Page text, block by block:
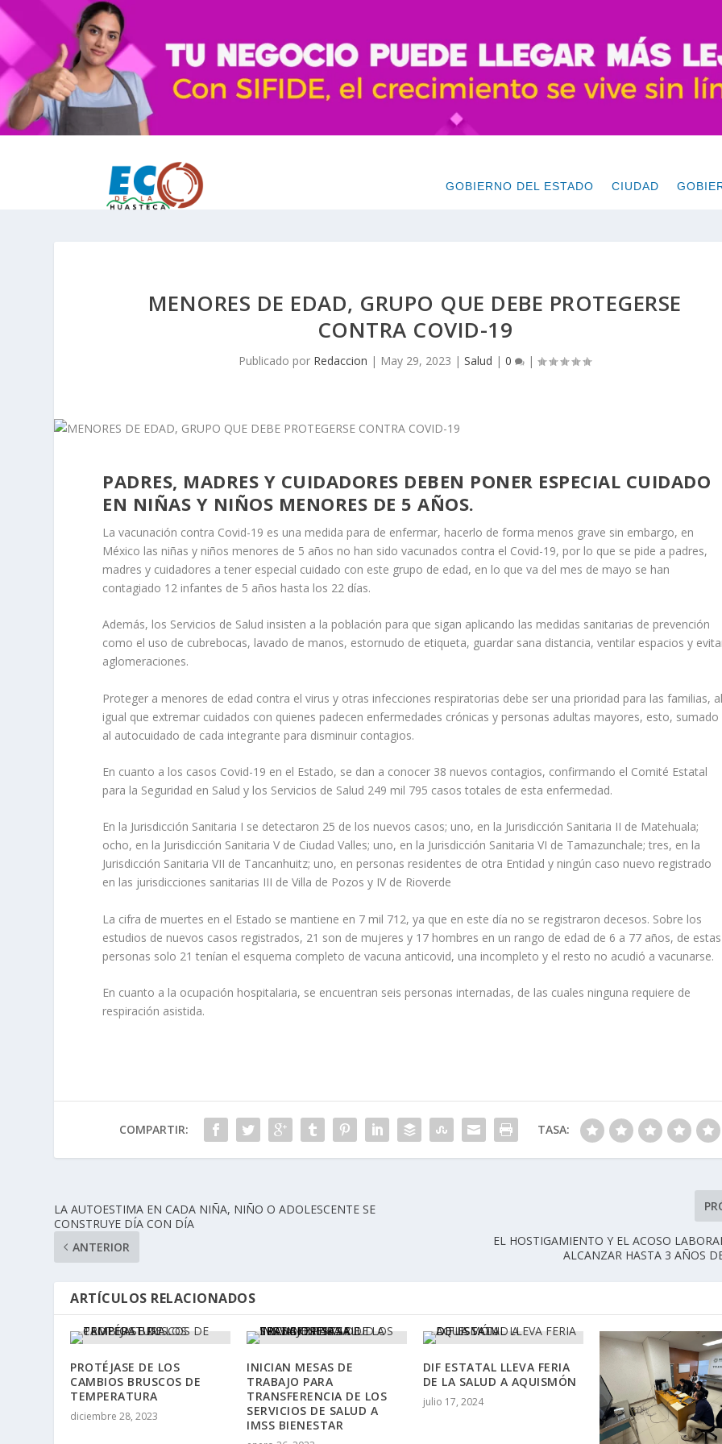
GOBIERNO DEL ESTADO CIUDAD
MENORES DE EDAD, GRUPO QUE DEBE PROTEGERSE
CONTRA COVID-19
Publicado por Redaccion | May 29, 2023 |Salud |0 |
PADRES, MADRES Y CUIDADORES DEBEN PONER ESPECIAL CUIDADO
EN NIÑAS Y NIÑOS MENORES DE 5 AÑOS.
La vacunación contra Covid-19 es una medida para de enfermar, hacerlo de forma menos grave sin embargo, en
México las niñas y niños menores de 5 años no han sido vacunados contra el Covid-19, por lo que se pide a padres,
madres y cuidadores a tener especial cuidado con este grupo de edad, en lo que va del mes de mayo se han
contagiado 12 infantes de 5 años hasta los 22 días.
Además, los Servicios de Salud insisten a la población para que sigan aplicando las medidas sanitarias de prevención
como el uso de cubrebocas, lavado de manos, estornudo de etiqueta, guardar sana distancia, ventilar espacios y
aglomeraciones.
Proteger a menores de edad contra el virus y otras infecciones respiratorias debe ser una prioridad para las familias,
igual que extremar cuidados con quienes padecen enfermedades crónicas y personas adultas mayores, esto, sumado
al autocuidado de cada integrante para disminuir contagios.
En cuanto a los casos Covid-19 en el Estado, se dan a conocer 38 nuevos contagios, confirmando el Comité Estatal
para la Seguridad en Salud y los Servicios de Salud 249 mil 795 casos totales de esta enfermedad.
En la Jurisdicción Sanitaria I se detectaron 25 de los nuevos casos; uno, en la Jurisdicción Sanitaria II de Matehuala;
ocho, en la Jurisdicción Sanitaria V de Ciudad Valles; uno, en la Jurisdicción Sanitaria VI de Tamazunchale; tres, en la
Jurisdicción Sanitaria VII de Tancanhuitz; uno, en personas residentes de otra Entidad y ningún caso nuevo registrado
en las jurisdicciones sanitarias III de Villa de Pozos y IV de Rioverde
La cifra de muertes en el Estado se mantiene en 7 mil 712, ya que en este día no se registraron decesos. Sobre los
estudios de nuevos casos registrados, 21 son de mujeres y 17 hombres en un rango de edad de 6 a 77 años, de estas
personas solo 21 tenían el esquema completo de vacuna anticovid, una incompleto y el resto no acudió a vacunarse.
En cuanto a la ocupación hospitalaria, se encuentran seis personas internadas, de las cuales ninguna requiere de
respiración asistida.
COMPARTIR: TASA:
LA AUTOESTIMA EN CADA NIÑA, NIÑO O ADOLESCENTE SE
CONSTRUYE DÍA CON DÍA
ANTERIOR
EL HOSTIGAMIENTO Y EL ACOSO
ALCANZAR HASTA 3 AÑOS
ARTÍCULOS RELACIONADOS
PROTÉJASE DE LOS
CAMBIOS BRUSCOS DE
TEMPERATURA
diciembre 28, 2023
INICIAN MESAS DE
TRABAJO PARA
TRANSFERENCIA DE LOS
SERVICIOS DE SALUD A
IMSS BIENESTAR
DIF ESTATAL LLEVA FERIA
DE LA SALUD A AQUISMÓN
julio 17, 2024